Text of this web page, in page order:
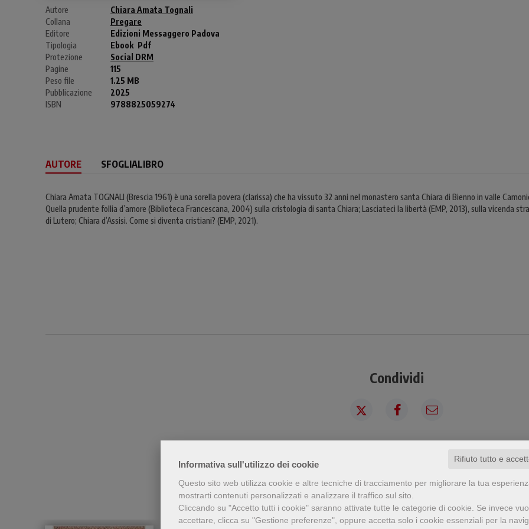
Informativa sull'utilizzo dei cookie
Rifiuto tutto e
Questo sito web utilizza cookie e altre tecniche di tracciamento per migliorare la tua
mostrarti contenuti personalizzati e analizzare il traffico sul sito.
Cliccando su "Accetto tutti i cookie" saranno attivate tutte le categorie di cookie. Se invece
accettare, clicca su "Gestione preferenze", oppure accetta solo i cookie essenziali per la
Autore
Chiara Amata Tognali
Collana
Pregare
Editore
Edizioni Messaggero Padova
Tipologia
Ebook Pdf
Protezione
Social DRM
Pagine
115
Peso file
1.25 MB
Pubblicazione
2025
ISBN
9788825059274
AUTORE SFOGLIALIBRO
Chiara Amata TOGNALI (Brescia 1961) è una sorella povera (clarissa) che ha vissuto 32 anni nel monastero santa Chiara di Bienno in valle
Quella prudente follia d’amore (Biblioteca Francescana, 2004) sulla cristologia di santa Chiara; Lasciateci la libertà (EMP, 2013), sulla vicenda
di Lutero; Chiara d’Assisi. Come si diventa cristiani? (EMP, 2021).
Condividi
Chi ha visto questo prodotto ha visto